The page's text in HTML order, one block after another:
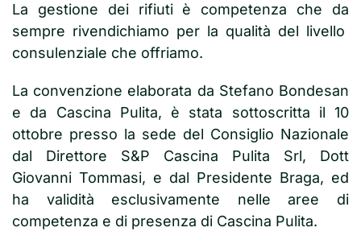
La gestione dei rifiuti è competenza che da
sempre rivendichiamo per la qualità del livello
consulenziale che offriamo.
La convenzione elaborata da Stefano Bondesan
e da Cascina Pulita, è stata sottoscritta il 10
ottobre presso la sede del Consiglio Nazionale
dal Direttore S&P Cascina Pulita Srl, Dott
Giovanni Tommasi, e dal Presidente Braga, ed
ha validità esclusivamente nelle aree di
competenza e di presenza di Cascina Pulita.